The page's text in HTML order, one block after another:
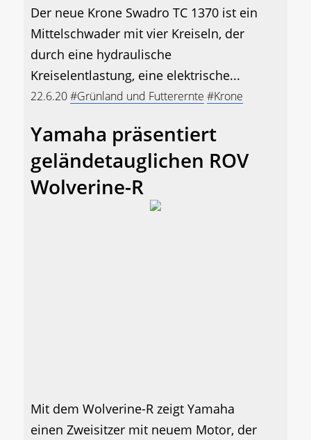
Der neue Krone Swadro TC 1370 ist ein
Mittelschwader mit vier Kreiseln, der
durch eine hydraulische
Kreiselentlastung, eine elektrische...
22.6.20#Grünland und Futterernte #Krone
Yamaha präsentiert
geländetauglichen ROV
Wolverine-R
Mit dem Wolverine-R zeigt Yamaha
einen Zweisitzer mit neuem Motor, der